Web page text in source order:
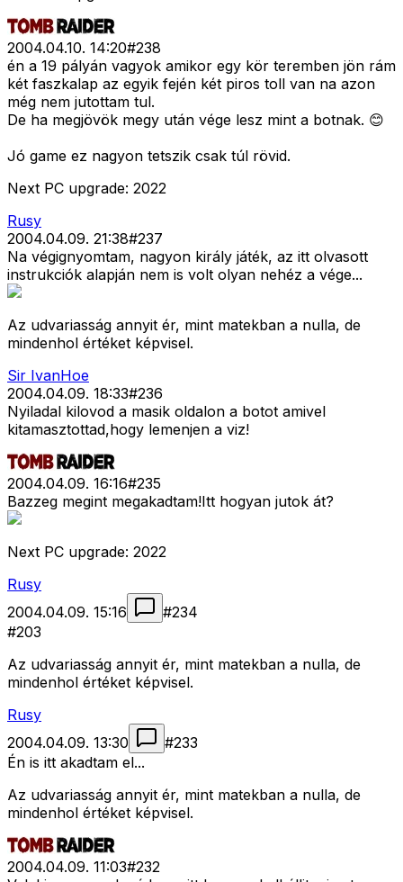
2004.04.10. 14:20#238
én a 19 pályán vagyok amikor egy kör teremben jön rám
két faszkalap az egyik fején két piros toll van na azon
még nem jutottam tul.
De ha megjövök megy után vége lesz mint a botnak. 😊
Jó game ez nagyon tetszik csak túl rövid.
Next PC upgrade: 2022
Rusy
2004.04.09. 21:38#237
Na végignyomtam, nagyon király játék, az itt olvasott
instrukciók alapján nem is volt olyan nehéz a vége...
Az udvariasság annyit ér, mint matekban a nulla, de
mindenhol értéket képvisel.
Sir IvanHoe
2004.04.09. 18:33#236
Nyiladal kilovod a masik oldalon a botot amivel
kitamasztottad,hogy lemenjen a viz!
2004.04.09. 16:16#235
Bazzeg megint megakadtam!Itt hogyan jutok át?
Next PC upgrade: 2022
Rusy
2004.04.09. 15:16
#234
#203
Az udvariasság annyit ér, mint matekban a nulla, de
mindenhol értéket képvisel.
Rusy
2004.04.09. 13:30
#233
Én is itt akadtam el...
Az udvariasság annyit ér, mint matekban a nulla, de
mindenhol értéket képvisel.
2004.04.09. 11:03#232